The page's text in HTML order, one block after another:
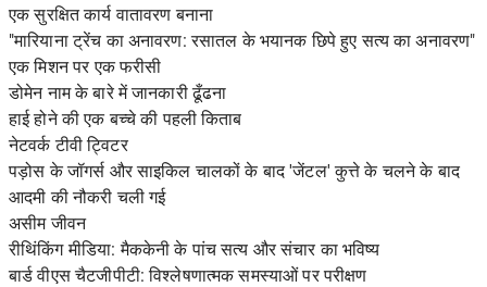
एक सुरक्षित कार्य वातावरण बनाना
"मारियाना ट्रेंच का अनावरण: रसातल के भयानक छिपे हुए सत्य का अनावरण"
एक मिशन पर एक फरीसी
डोमेन नाम के बारे में जानकारी ढूँढना
हाई होने की एक बच्चे की पहली किताब
नेटवर्क टीवी ट्विटर
पड़ोस के जॉगर्स और साइकिल चालकों के बाद 'जेंटल' कुत्ते के चलने के बाद
आदमी की नौकरी चली गई
असीम जीवन
रीथिंकिंग मीडिया: मैककेनी के पांच सत्य और संचार का भविष्य
बार्ड वीएस चैटजीपीटी: विश्लेषणात्मक समस्याओं पर परीक्षण